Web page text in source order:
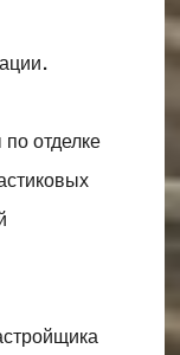
отделке